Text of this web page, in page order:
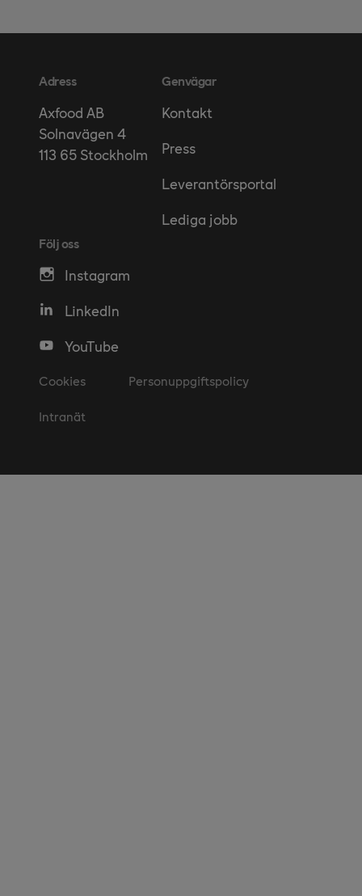
Adress
Axfood AB
Solnavägen 4
113 65 Stockholm
Genvägar
Kontakt
Press
Leverantörsportal
Lediga jobb
Följ oss
Instagram
LinkedIn
YouTube
Cookies Personuppgiftspolicy
Intranät